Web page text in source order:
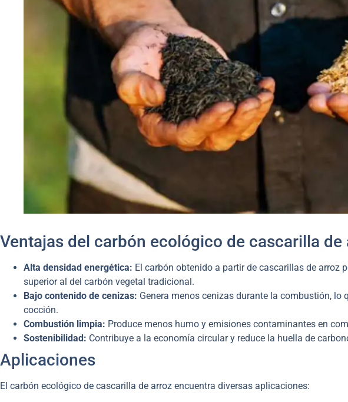
Ventajas del carbón ecológico de cascarilla de
Alta densidad energética: El carbón obtenido a partir de cascarillas de arroz
superior al del carbón vegetal tradicional.
Bajo contenido de cenizas: Genera menos cenizas durante la combustión,
cocción.
Combustión limpia: Produce menos humo y emisiones contaminantes en
Sostenibilidad: Contribuye a la economía circular y reduce la huella de
Aplicaciones
El carbón ecológico de cascarilla de arroz encuentra diversas aplicaciones: